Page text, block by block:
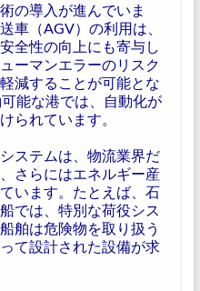
の導入が進んでいま
車（AGV）の利用は、
全性の向上にも寄与し
ーマンエラーのリスク
減することが可能とな
能な港では、自動化が
られています。
ステムは、物流業界だ
さらにはエネルギー産
います。たとえば、石
では、特別な荷役シス
舶は危険物を取り扱う
て設計された設備が求